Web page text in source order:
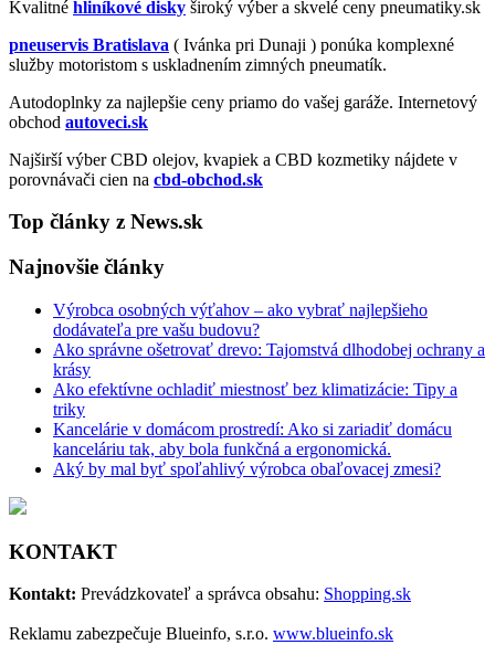
Kvalitné hliníkové disky široký výber a skvelé ceny pneumatiky.sk
pneuservis Bratislava ( Ivánka pri Dunaji ) ponúka komplexné
služby motoristom s uskladnením zimných pneumatík.
Autodoplnky za najlepšie ceny priamo do vašej garáže. Internetový
obchod autoveci.sk
Najširší výber CBD olejov, kvapiek a CBD kozmetiky nájdete v
porovnávači cien na cbd-obchod.sk
Top články z News.sk
Najnovšie články
Výrobca osobných výťahov – ako vybrať najlepšieho
dodávateľa pre vašu budovu?
Ako správne ošetrovať drevo: Tajomstvá dlhodobej ochrany a
krásy
Ako efektívne ochladiť miestnosť bez klimatizácie: Tipy a
triky
Kancelárie v domácom prostredí: Ako si zariadiť domácu
kanceláriu tak, aby bola funkčná a ergonomická.
Aký by mal byť spoľahlivý výrobca obaľovacej zmesi?
KONTAKT
Kontakt: Prevádzkovateľ a správca obsahu: Shopping.sk
Reklamu zabezpečuje Blueinfo, s.r.o. www.blueinfo.sk